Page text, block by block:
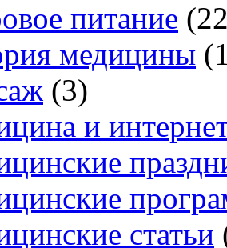
питание
медицины
(3)
и
статьи